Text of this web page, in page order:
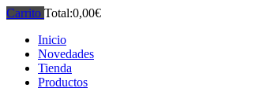
Carrito Total:0,00€
Inicio
Novedades
Tienda
Productos